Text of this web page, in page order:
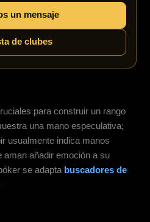
un mensaje
de clubes
para construir un rango
una mano especulativa;
usualmente indica manos
aman añadir emoción a su
se adapta buscadores de